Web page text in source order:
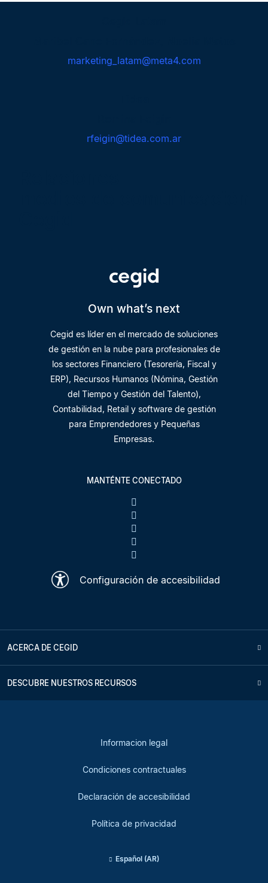
marketing_latam@meta4.com
rfeigin@tidea.com.ar
Own what’s next
Cegid es líder en el mercado de soluciones
de gestión en la nube para profesionales de
los sectores Financiero (Tesorería, Fiscal y
ERP), Recursos Humanos (Nómina, Gestión
del Tiempo y Gestión del Talento),
Contabilidad, Retail y software de gestión
para Emprendedores y Pequeñas
Empresas.
MANTÉNTE CONECTADO
Configuración de accesibilidad
ACERCA DE CEGID
DESCUBRE NUESTROS RECURSOS
Informacion legal
Condiciones contractuales
Declaración de accesibilidad
Política de privacidad
Español (AR)